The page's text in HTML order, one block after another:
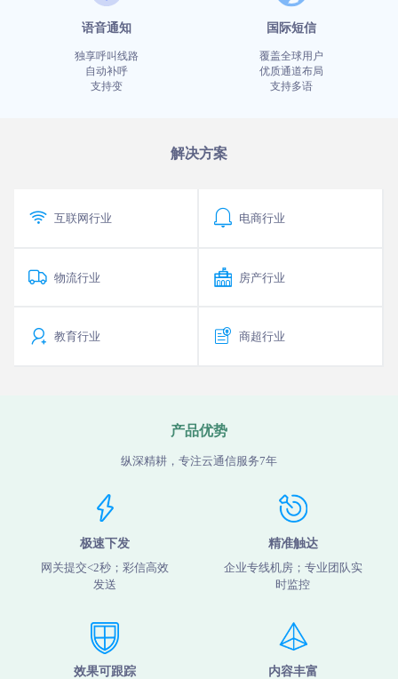
语音通知
独享呼叫线路
自动补呼
支持变
国际短信
覆盖全球用户
优质通道布局
支持多语
解决方案
 互联网行业  电商行业
 物流行业  房产行业
 教育行业  商超行业
产品优势
纵深精耕，专注云通信服务7年
极速下发
网关提交<2秒；彩信高效
发送
精准触达
企业专线机房；专业团队实
时监控
效果可跟踪
内容丰富